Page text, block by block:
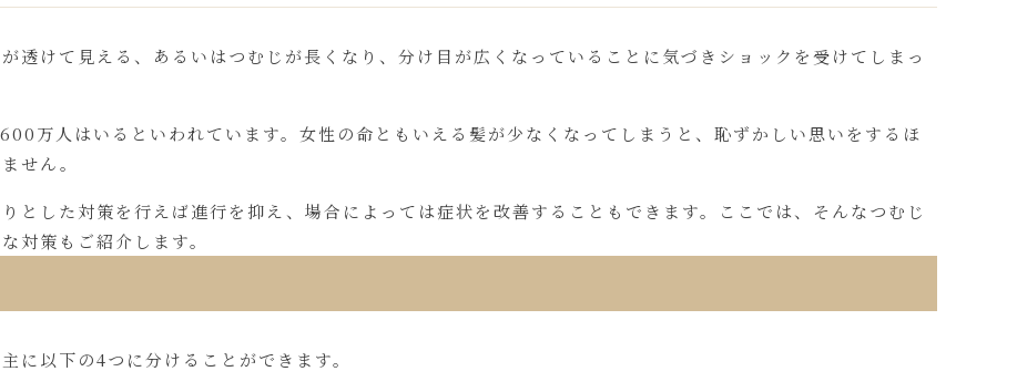
透けて見える、あるいはつむじが長くなり、分け目が広くなっていることに気づきショックを受けてしまっ
万人はいるといわれています。女性の命ともいえる髪が少なくなってしまうと、恥ずかしい思いをするほ
せん。
とした対策を行えば進行を抑え、場合によっては症状を改善することもできます。ここでは、そんなつむじ
対策もご紹介します。
に以下の4つに分けることができます。